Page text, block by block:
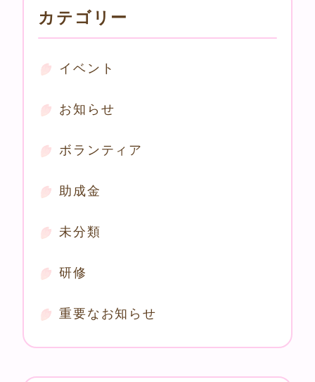
カテゴリー
イベント
お知らせ
ボランティア
助成金
未分類
研修
重要なお知らせ